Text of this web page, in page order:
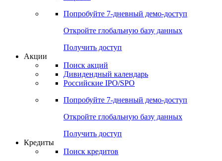
Cbonds Pages
Опросы
Попробуйте7-дневный
Откройте глобальную базу данных
Получить доступ
Поиск акций
Российские IPO/SPO
Попробуйте7-дневный
Откройте глобальную базу данных